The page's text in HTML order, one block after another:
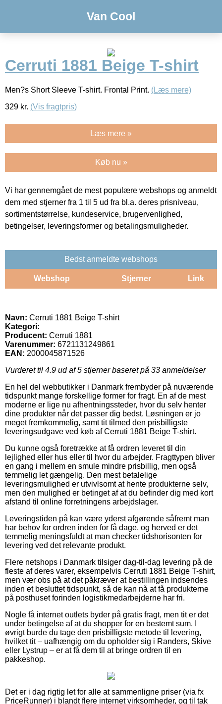
Van Cool
Cerruti 1881 Beige T-shirt
Men?s Short Sleeve T-shirt. Frontal Print. (Læs mere)
329 kr. (Vis fragtpris)
Læs mere »
Køb nu »
Vi har gennemgået de mest populære webshops og anmeldt
dem med stjerner fra 1 til 5 ud fra bl.a. deres prisniveau,
sortimentstørrelse, kundeservice, brugervenlighed,
betingelser, leveringsformer og betalingsmuligheder.
Bedst anmeldte webshops
Webshop Stjerner Link
Navn: Cerruti 1881 Beige T-shirt
Kategori:
Producent: Cerruti 1881
Varenummer: 6721131249861
EAN: 2000045871526
Vurderet til 4.9 ud af 5 stjerner baseret på 33 anmeldelser
En hel del webbutikker i Danmark frembyder på nuværende
tidspunkt mange forskellige former for fragt. En af de mest
moderne er lige nu afhentningssteder, hvor du selv henter
dine produkter når det passer dig bedst. Løsningen er jo
meget fremkommelig, samt tit tilmed den prisbilligste
leveringsudgave ved køb af Cerruti 1881 Beige T-shirt.
Du kunne også foretrække at få ordren leveret til din
lejlighed eller hus eller til hvor du arbejder. Fragttypen bliver
en gang i mellem en smule mindre prisbillig, men også
temmelig let gængelig. Den mest betalelige
leveringsmulighed er utvivlsomt at hente produkterne selv,
men den mulighed er betinget af at du befinder dig med kort
afstand til online forretningens arbejdslager.
Leveringstiden på kan være yderst afgørende såfremt man
har behov for ordren inden for få dage, og herved er det
temmelig meningsfuldt at man checker tidshorisonten for
levering ved det relevante produkt.
Flere netshops i Danmark tilsiger dag-til-dag levering på de
fleste af deres varer, eksempelvis Cerruti 1881 Beige T-shirt,
men vær obs på at det påkræver at bestillingen indsendes
inden et besluttet tidspunkt, så de kan nå at få produkterne
på posthuset forinden logistikmedarbejderne har fri.
Nogle få internet outlets byder på gratis fragt, men tit er det
under betingelse af at du shopper for en bestemt sum. I
øvrigt burde du tage den prisbilligste metode til levering,
hvilket tit – uafhængig om du opholder sig i Randers, Skive
eller Lystrup – er at få dem til at bringe ordren til en
pakkeshop.
Det er i dag rigtig let for alle at sammenligne priser (via fx
PriceRunner) i blandt flere internet virksomheder, og til tak